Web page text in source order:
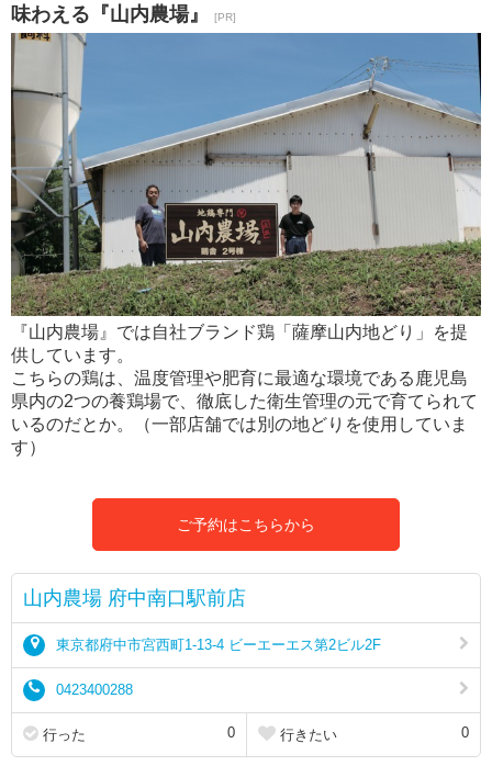
味わえる『山内農場』
[PR]
『山内農場』では自社ブランド鶏「薩摩山内地どり」を提
供しています。
こちらの鶏は、温度管理や肥育に最適な環境である鹿児島
県内の2つの養鶏場で、徹底した衛生管理の元で育てられて
いるのだとか。（一部店舗では別の地どりを使用していま
す）
ご予約はこちらから
山内農場 府中南口駅前店
東京都府中市宮西町1-13-4 ビーエーエス第2ビル2F
0423400288
行った 0 行きたい 0